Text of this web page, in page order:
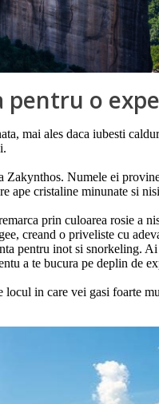
pentru o
mai ales daca iubesti
Zakynthos. Numele ei
ape cristaline minunate si
prin culoarea rosie a
creand o priveliste cu
pentru inot si snorkeling.
a te bucura pe deplin de
locul in care vei gasi foarte